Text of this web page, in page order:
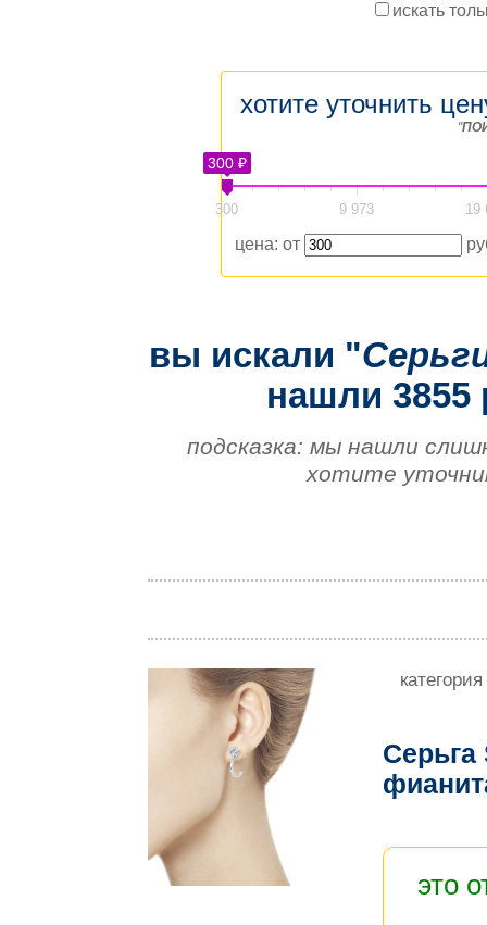
искать
хотите уточнить
"
300 ₽
300 9 973 19
цена: от
вы искали "
нашли 3855
подсказка: мы нашли
хотите
Серьга
это